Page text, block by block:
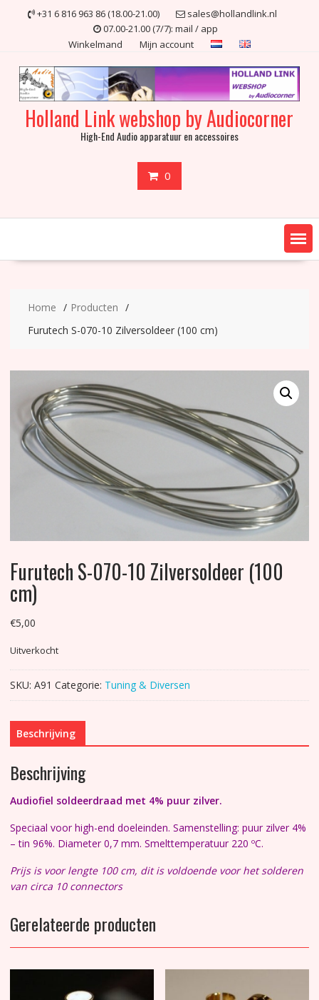
+31 6 816 963 86 (18.00-21.00)
sales@hollandlink.nl
07.00-21.00 (7/7): mail / app
Winkelmand
Mijn account
Holland Link webshop by Audiocorner
High-End Audio apparatuur en accessoires
0
Home
Producten
Furutech S-070-10 Zilversoldeer (100 cm)
Furutech S-070-10 Zilversoldeer (100
cm)
€5,00
Uitverkocht
SKU: A91 Categorie: Tuning & Diversen
Beschrijving
Beschrijving
Audiofiel soldeerdraad met 4% puur zilver.
Speciaal voor high-end doeleinden. Samenstelling: puur zilver 4%
– tin 96%. Diameter 0,7 mm. Smelttemperatuur 220 ºC.
Prijs is voor lengte 100 cm, dit is voldoende voor het solderen
van circa 10 connectors
Gerelateerde producten